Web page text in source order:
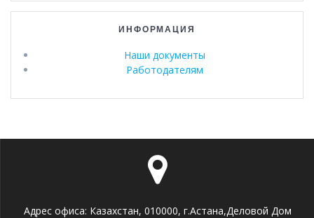
ИНФОРМАЦИЯ
Наши документы
Работодателям
Адрес офиса: Казахстан, 010000, г.Астана,Деловой Дом